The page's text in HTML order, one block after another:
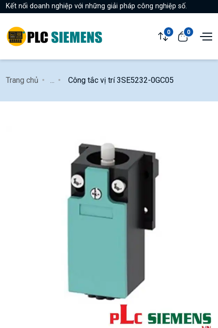
Kết nối doanh nghiệp với những giải pháp công nghiệp số.
0 0
Trang chủ Công tắc vị trí 3SE5232-0GC05